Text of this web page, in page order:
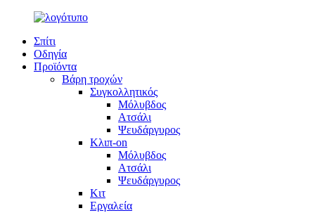
Σπίτι
Οδηγία
Προϊόντα
Βάρη τροχών
Συγκολλητικός
Μόλυβδος
Ατσάλι
Ψευδάργυρος
Κλιπ-on
Μόλυβδος
Ατσάλι
Ψευδάργυρος
Κιτ
Εργαλεία